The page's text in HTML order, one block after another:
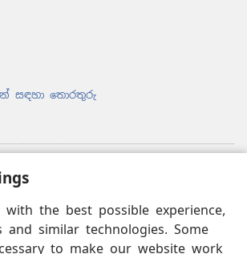
the best possible experience,
and similar technologies. Some
to make our website work
සඳහා තොරතුරු